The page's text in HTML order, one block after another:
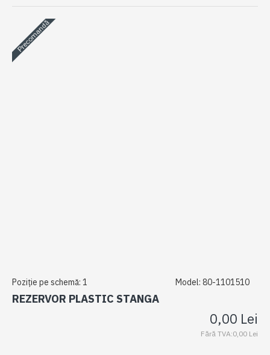
Precomandă
Poziție pe schemă: 1 Model: 80-1101510
REZERVOR PLASTIC STANGA
0,00 Lei
Fără TVA:0,00 Lei